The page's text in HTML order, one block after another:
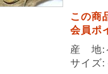
この商
会員ポ
産 地:
サイ